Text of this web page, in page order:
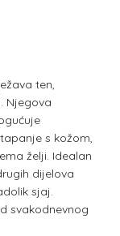
ten,
Njegova
s kožom,
želji. Idealan
dijelova
sjaj.
svakodnevnog